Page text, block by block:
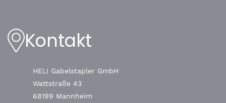
Kontakt
HELI Gabelstapler GmbH
Wattstraße 43
68199 Mannheim